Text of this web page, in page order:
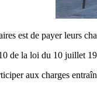
est de payer leurs
de la loi du 10 juillet
aux charges